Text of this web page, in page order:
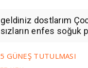
geldiniz dostlarım
enfes soğuk
GÜNEŞ TUTULMASI